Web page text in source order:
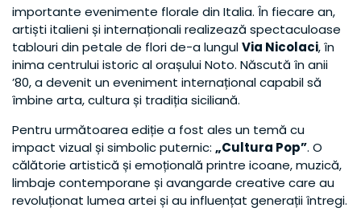
importante evenimente florale din Italia. În fiecare an,
artiști italieni și internaționali realizează spectaculoase
tablouri din petale de flori de-a lungulVia Nicolaci, în
inima centrului istoric al orașului Noto. Născută în anii
’80, a devenit un eveniment internațional capabil să
îmbine arta, cultura și tradiția siciliană.
Pentru următoarea ediție a fost ales un temă cu
impact vizual și simbolic puternic: „Cultura Pop”. O
călătorie artistică și emoțională printre icoane, muzică,
limbaje contemporane și avangarde creative care au
revoluționat lumea artei și au influențat generații întregi.